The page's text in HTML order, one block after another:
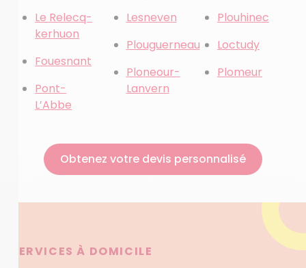
Le Relecq-
kerhuon
Fouesnant
Pont-
L’Abbe
Lesneven
Plouguerneau
Ploneour-
Lanvern
Plouhinec
Loctudy
Plomeur
Obtenez votre devis personnalisé
SERVICES À DOMICILE